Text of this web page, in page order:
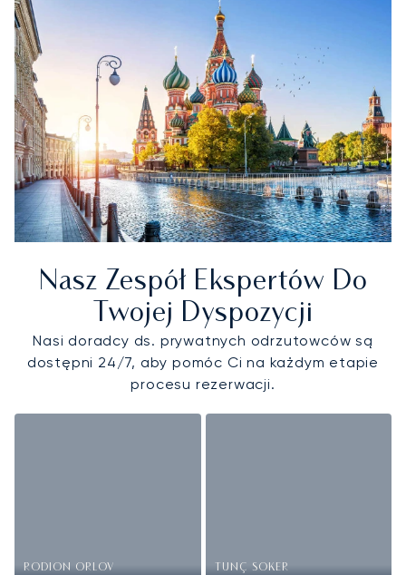
Nasz Zespół Ekspertów Do
Twojej Dyspozycji
Nasi doradcy ds. prywatnych odrzutowców są
dostępni 24/7, aby pomóc Ci na każdym etapie
procesu rezerwacji.
RODION ORLOV TUNÇ SOKER